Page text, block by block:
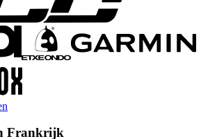
Frankrijk